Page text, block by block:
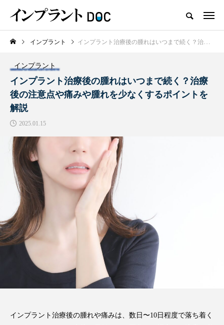
おすすめ名医紹介
横浜市おすすめの歯がボロボロの
名医3人
2025.10.21
注目のトピック
おすすめ名医一覧 コラム インプラント
費用
インプラント インプラント治療後の腫れはいつまで続く？治療後の注意点や痛みや腫れを少なくするポイントを解説
インプラント
インプラント治療後の腫れはいつまで続く？治療
後の注意点や痛みや腫れを少なくするポイントを
解説
2025.01.15
インプラント治療後の腫れや痛みは、数日〜10日程度で落ち着く